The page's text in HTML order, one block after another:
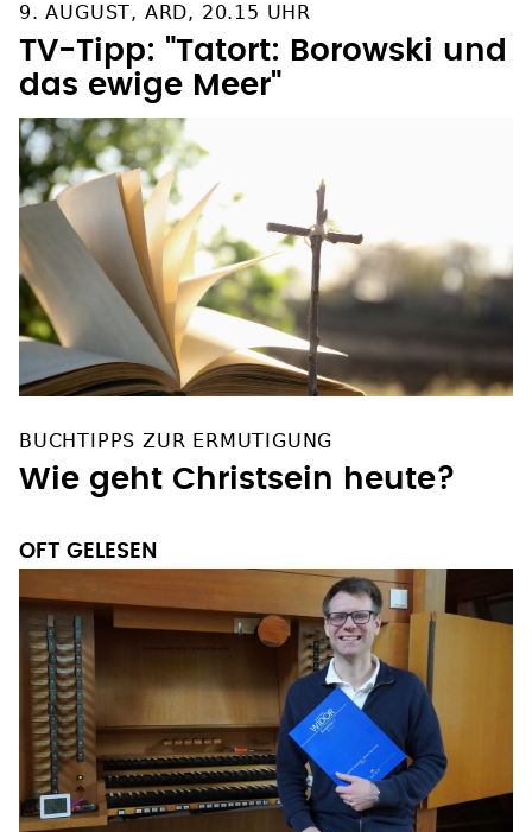
9. AUGUST, ARD, 20.15 UHR
TV-Tipp: "Tatort: Borowski und
das ewige Meer"
BUCHTIPPS ZUR ERMUTIGUNG
Wie geht Christsein heute?
OFT GELESEN